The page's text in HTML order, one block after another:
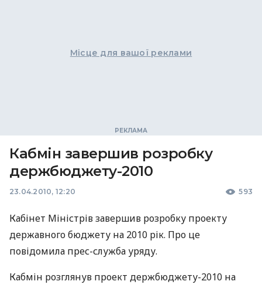
Місце для вашої реклами
Кабмін завершив розробку
держбюджету-2010
23.04.2010, 12:20 593
Кабінет Міністрів завершив розробку проекту
державного бюджету на 2010 рік. Про це
повідомила прес-служба уряду.
Кабмін розглянув проект держбюджету-2010 на